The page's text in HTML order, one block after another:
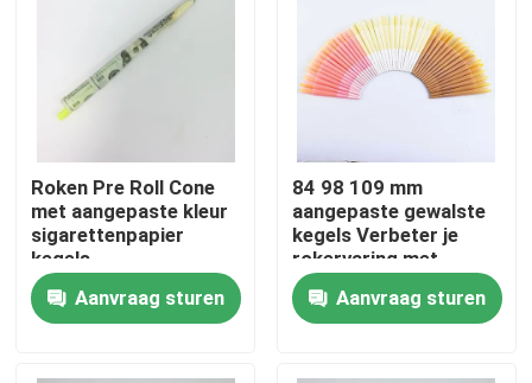
Huis
Producten
Videos
Over ons
Roken Pre Roll Cone
met aangepaste kleur
sigarettenpapier
kegels
Aanvraag sturen
84 98 109 mm
aangepaste gewalste
kegels Verbeter je
rokervaring met
milieuvriendelijk
rollend kegelpapier
Aanvraag sturen